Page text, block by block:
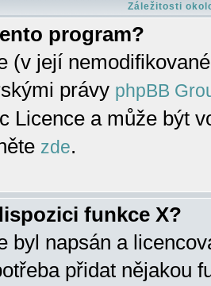
Záležitosti
program?
(v její
právy phpBB
Licence a může být
zde.
funkce X?
byl napsán a
přidat nějakou